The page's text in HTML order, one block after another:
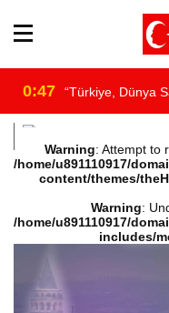
0:47 “Türkiye, Dünya
content/themes/
havadurumu.php
Warning: Attempt to
/home/u891110917/
content/themes/
Warning:
/home/u891110917/
includes/